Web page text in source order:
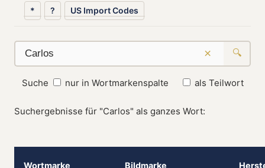
* ? US Import Codes
× 🔍
Suche nur in Wortmarkenspalte als Teilwort
Suchergebnisse für "Carlos" als ganzes Wort:
Wortmarke Bildmarke